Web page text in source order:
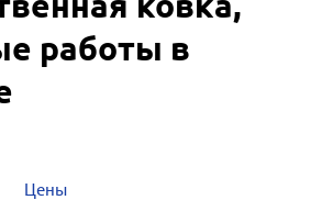
работы в
Цены